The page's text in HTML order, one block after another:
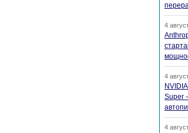
4
4
Super
4